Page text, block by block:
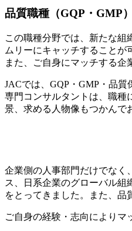
品質職種（GQP・GMP
この職種分野では、新たな組
ムリーにキャッチすることが
また、ご自身にマッチする企
JACでは、GQP・GMP・品
専門コンサルタントは、職種
景、求める人物像もつかんで
企業側の人事部門だけでなく
ス、日系企業のグローバル
をとってきました。また、品
ご自身の経験・志向によりマ